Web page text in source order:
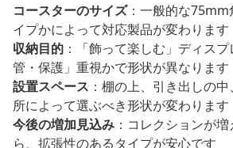
コースターのサイズ：一般的な75mm
イプかによって対応製品が変わります
収納目的 ：「飾って楽しむ」ディス
管・保護」重視かで形状が異なります
設置スペース ：棚の上、引き出しの
所によって選ぶべき形状が変わります
今後の増加見込み ：コレクションが
ら、拡張性のあるタイプが安心です